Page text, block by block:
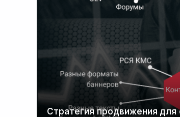
Стратегия продвижения для